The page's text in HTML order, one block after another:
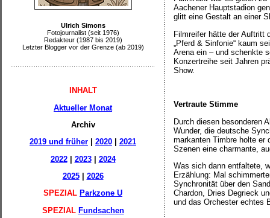
Ulrich Simons
Fotojournalist (seit 1976)
Redakteur (1987 bis 2019)
Letzter Blogger vor der Grenze (ab 2019)
INHALT
Aktueller Monat
Archiv
2019 und früher
2020
2021
2022| 2023| 2024
2025| 2026
SPEZIAL Parkzone U
SPEZIAL Fundsachen
Aachener Hauptstadion
glitt eine Gestalt an einer
Filmreifer hätte der Auftritt
„Pferd & Sinfonie“ kaum
Arena ein – und schenkte
Konzertreihe seit Jahren
Show.
Vertraute Stimme
Durch diesen besonderen
Wunder, die deutsche
markanten Timbre holte er
Szenen eine charmante,
Was sich dann entfaltete,
Erzählung: Mal
Synchronität über den
Chardon, Dries Degrieck
und das Orchester echtes